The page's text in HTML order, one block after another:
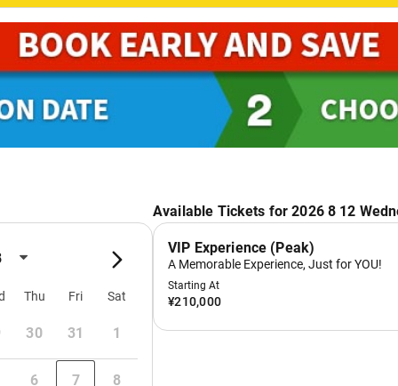
让您梦想成真的特别时刻